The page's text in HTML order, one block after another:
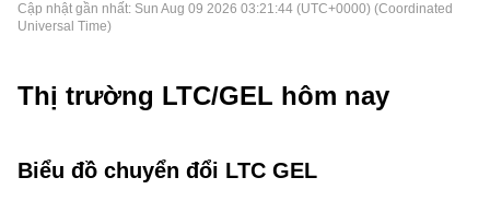
Cập nhật gần nhất: Sun Aug 09 2026 03:21:44 (UTC+0000) (Coordinated
Universal Time)
Thị trường LTC/GEL hôm nay
Biểu đồ chuyển đổi LTC GEL